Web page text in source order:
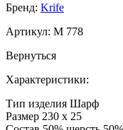
Бренд: Krife
Артикул: M 778
Вернуться
Характеристики:
Тип изделия Шарф
Размер 230 х 25